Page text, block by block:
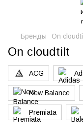
Бренды On
On cloudtilt
ACG
New Balance
Premiata